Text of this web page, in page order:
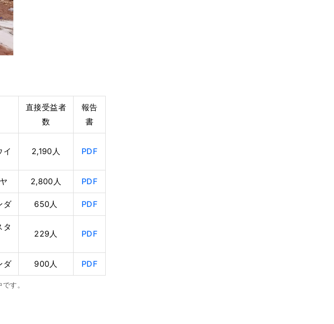
直接受益者
数
報告
書
イ 2,190人 PDF
2,800人 PDF
ダ 650人 PDF
タ
229人 PDF
ダ 900人 PDF
す。